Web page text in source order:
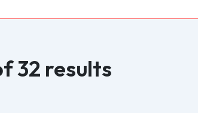
32 results